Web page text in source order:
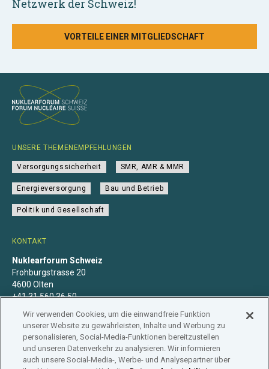
Netzwerk der Schweiz!
VORTEILE EINER MITGLIEDSCHAFT
KONTAKT
Nuklearforum Schweiz
Frohburgstrasse 20
4600 Olten
+41 31 560 36 50
UNSERE THEMENEMPFEHLUNGEN
Versorgungssicherheit SMR, AMR & MMR
Energieversorgung Bau und Betrieb
Politik und Gesellschaft
Datenschutzerklärung Impressum Mitgliedschaft
Wir verwenden Cookies, um die einwandfreie Funktion
unserer Website zu gewährleisten, Inhalte und Werbung zu
personalisieren, Social-Media-Funktionen bereitzustellen
und unseren Datenverkehr zu analysieren. Wir informieren
auch unsere Social-Media-, Werbe- und Analysepartner über